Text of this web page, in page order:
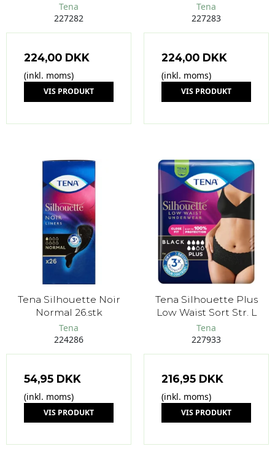
Tena
227282
224,00 DKK
(inkl. moms)
VIS PRODUKT
Tena
227283
224,00 DKK
(inkl. moms)
VIS PRODUKT
Tena Silhouette Noir
Normal 26.stk
Tena
224286
54,95 DKK
(inkl. moms)
VIS PRODUKT
Tena Silhouette Plus
Low Waist Sort Str. L
Tena
227933
216,95 DKK
(inkl. moms)
VIS PRODUKT